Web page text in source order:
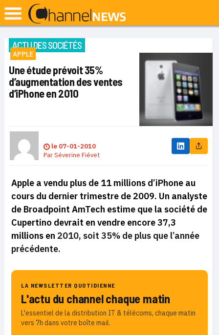
ACTU DES SOCIÉTÉS
APPLE
Une étude prévoit 35%
d’augmentation des ventes
d’iPhone en 2010
le 07-01-2010
ParSéverine Fiévet
Apple a vendu plus de 11 millions d’iPhone au
cours du dernier trimestre de 2009. Un analyste
de Broadpoint AmTech estime que la société de
Cupertino devrait en vendre encore 37,3
millions en 2010, soit 35% de plus que l’année
précédente.
LA NEWSLETTER QUOTIDIENNE
L'actu du channel chaque matin
L'essentiel de la distribution IT & télécoms, chaque matin
vers 7h dans votre boîte mail.